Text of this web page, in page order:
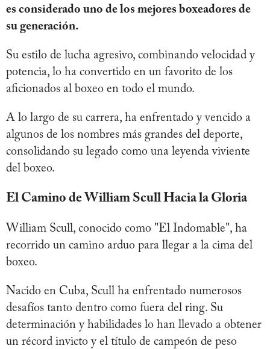
es considerado uno de los mejores boxeadores de
su generación.
Su estilo de lucha agresivo, combinando velocidad y
potencia, lo ha convertido en un favorito de los
aficionados al boxeo en todo el mundo.
A lo largo de su carrera, ha enfrentado y vencido a
algunos de los nombres más grandes del deporte,
consolidando su legado como una leyenda viviente
del boxeo.
El Camino de William Scull Hacia la Gloria
William Scull, conocido como "El Indomable", ha
recorrido un camino arduo para llegar a la cima del
boxeo.
Nacido en Cuba, Scull ha enfrentado numerosos
desafíos tanto dentro como fuera del ring. Su
determinación y habilidades lo han llevado a obtener
un récord invicto y el título de campeón de peso